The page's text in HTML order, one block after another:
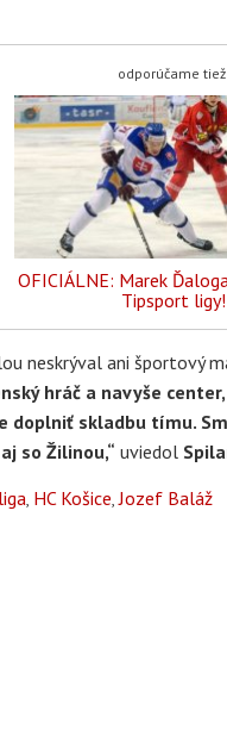
odporúčame
OFICIÁLNE: Marek
Tipsport ligy!
neskrýval ani športový
hráč a navyše
doplniť skladbu tímu.
so Žilinou,“ uviedol
HC Košice Jozef Baláž